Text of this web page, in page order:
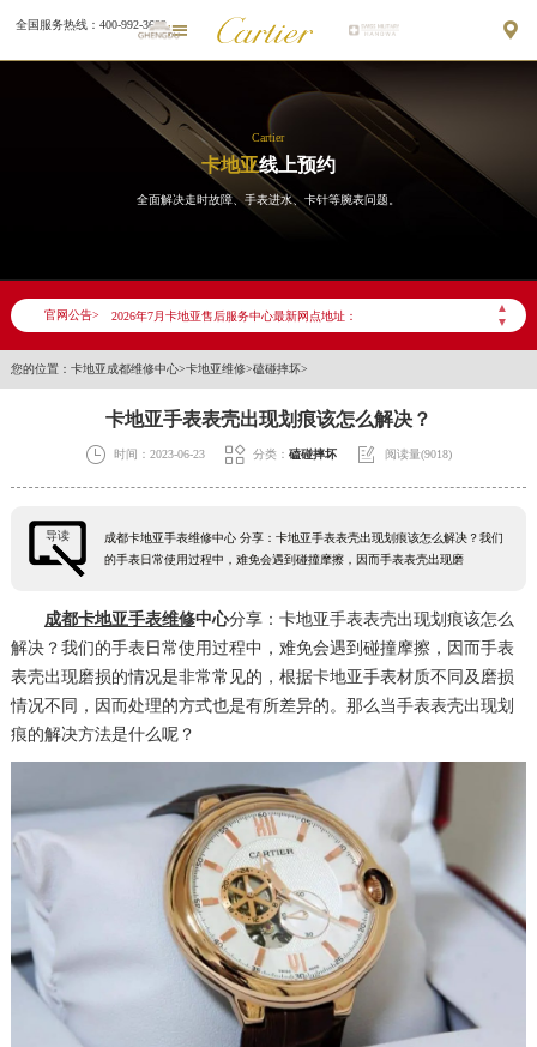
全国服务热线：400-992-3692 
Cartier
卡地亚线上预约
全面解决走时故障、手表进水、卡针等腕表问题。
官网公告>
▲
▼
2026年7月成都市卡地亚官方售后客户服务热线：400-992-3692
2026年7月卡地亚售后服务中心最新网点地址：
成都市锦江区人民东路6号SAC东原中心写字楼24层2406B室（需提前预约）
节假日正常营业！
您的位置： 卡地亚成都维修中心>卡地亚维修>磕碰摔坏>
卡地亚手表表壳出现划痕该怎么解决？
 时间：2023-06-23  分类： 磕碰摔坏  阅读量(9018)
导读
成都卡地亚手表维修中心 分享：卡地亚手表表壳出现划痕该怎么解决？我们
的手表日常使用过程中，难免会遇到碰撞摩擦，因而手表表壳出现磨
成都卡地亚手表维修中心分享：卡地亚手表表壳出现划痕该怎么
解决？我们的手表日常使用过程中，难免会遇到碰撞摩擦，因而手表
表壳出现磨损的情况是非常常见的，根据卡地亚手表材质不同及磨损
情况不同，因而处理的方式也是有所差异的。那么当手表表壳出现划
痕的解决方法是什么呢？